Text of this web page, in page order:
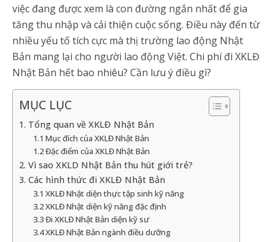
việc đang được xem là con đường ngắn nhất để gia
tăng thu nhập và cải thiện cuộc sống. Điều này đến từ
nhiều yếu tố tích cực mà thị trường lao động Nhật
Bản mang lại cho người lao động Việt. Chi phí đi XKLĐ
Nhật Bản hết bao nhiêu? Cần lưu ý điều gì?
MỤC LỤC
1. Tổng quan về XKLĐ Nhật Bản
1.1 Mục đích của XKLĐ Nhật Bản
1.2 Đặc điểm của XKLĐ Nhật Bản
2. Vì sao XKLD Nhật Bản thu hút giới trẻ?
3. Các hình thức đi XKLĐ Nhật Bản
3.1 XKLĐ Nhật diện thực tập sinh kỹ năng
3.2 XKLĐ Nhật diện kỹ năng đặc định
3.3 Đi XKLĐ Nhật Bản diện kỹ sư
3.4 XKLĐ Nhật Bản ngành điều dưỡng